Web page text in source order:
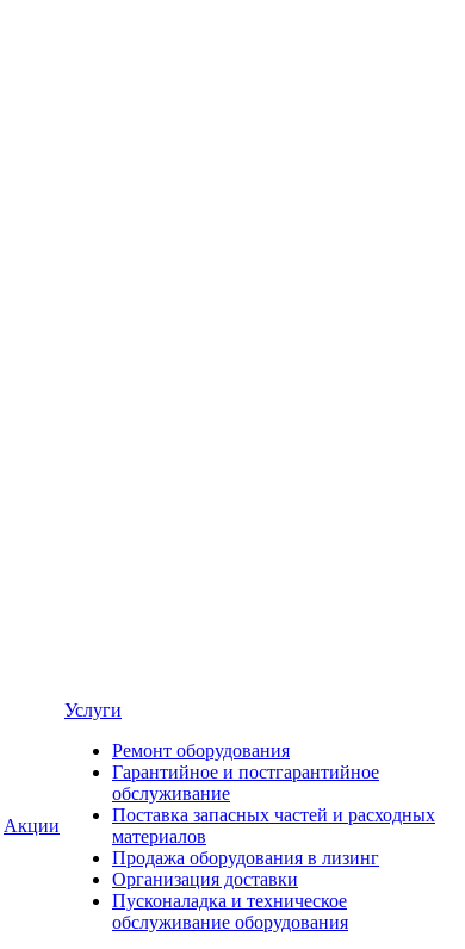
Акции
Услуги
Ремонт оборудования
Гарантийное и постгарантийное
обслуживание
Поставка запасных частей и расходных
материалов
Продажа оборудования в лизинг
Организация доставки
Пусконаладка и техническое
обслуживание оборудования